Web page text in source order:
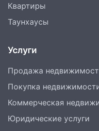
Квартиры
Таунхаусы
Услуги
Продажа
Покупка
Коммерческая
Юридические услуги